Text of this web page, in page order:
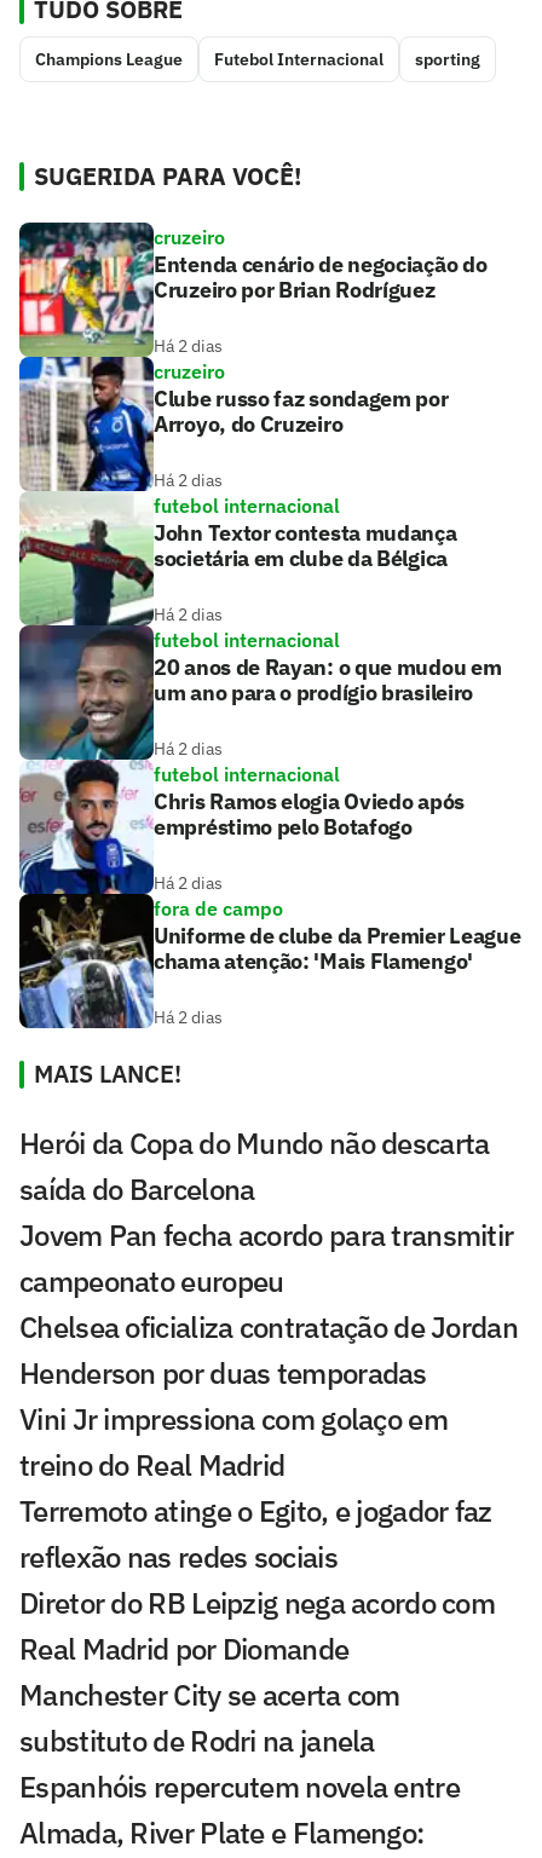
TUDO SOBRE
Champions League Futebol Internacional sporting
SUGERIDA PARA VOCÊ!
cruzeiro
Entenda cenário de negociação do
Cruzeiro por Brian Rodríguez
Há 2 dias
cruzeiro
Clube russo faz sondagem por
Arroyo, do Cruzeiro
Há 2 dias
futebol internacional
John Textor contesta mudança
societária em clube da Bélgica
Há 2 dias
futebol internacional
20 anos de Rayan: o que mudou em
um ano para o prodígio brasileiro
Há 2 dias
futebol internacional
Chris Ramos elogia Oviedo após
empréstimo pelo Botafogo
Há 2 dias
fora de campo
Uniforme de clube da Premier League
chama atenção: 'Mais Flamengo'
Há 2 dias
MAIS LANCE!
Herói da Copa do Mundo não descarta
saída do Barcelona
Jovem Pan fecha acordo para transmitir
campeonato europeu
Chelsea oficializa contratação de Jordan
Henderson por duas temporadas
Vini Jr impressiona com golaço em
treino do Real Madrid
Terremoto atinge o Egito, e jogador faz
reflexão nas redes sociais
Diretor do RB Leipzig nega acordo com
Real Madrid por Diomande
Manchester City se acerta com
substituto de Rodri na janela
Espanhóis repercutem novela entre
Almada, River Plate e Flamengo: